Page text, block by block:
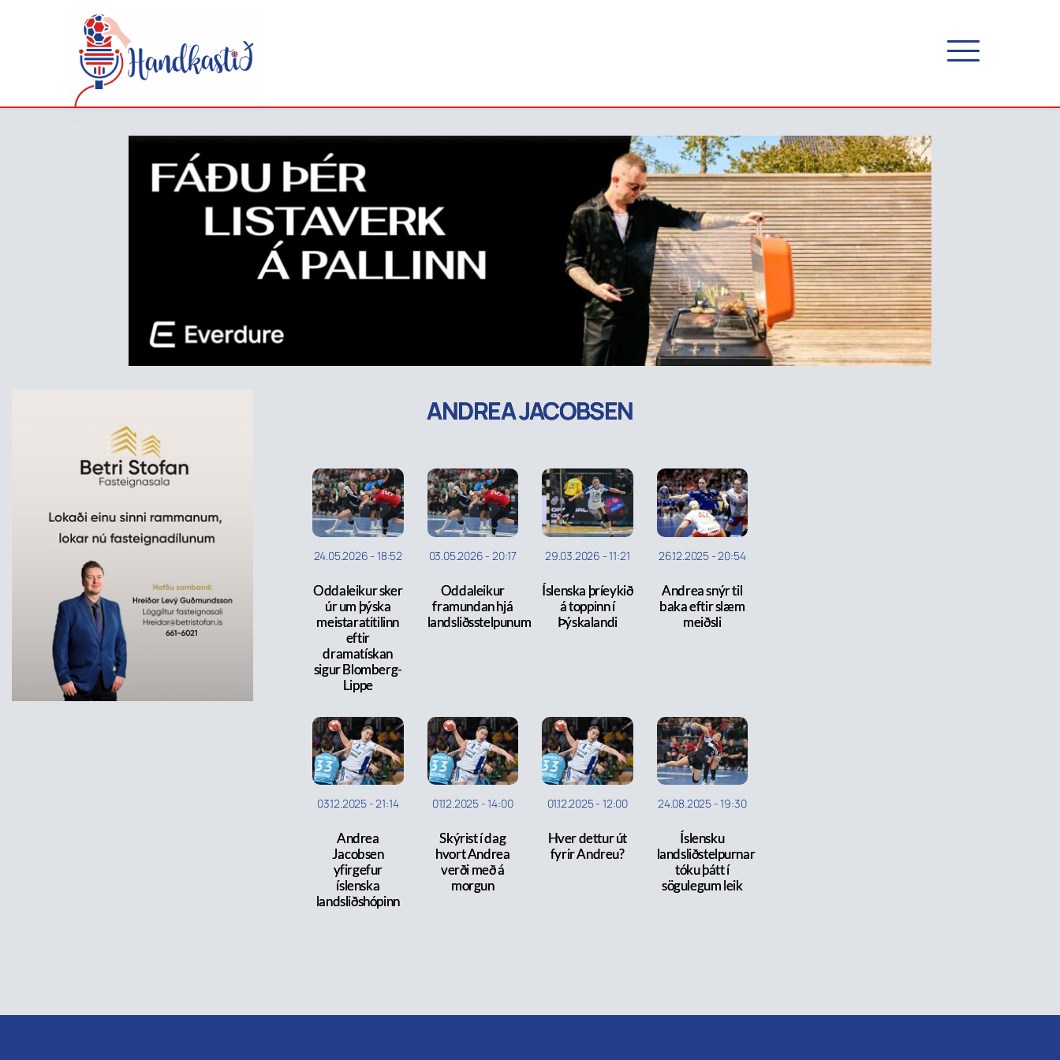
ANDREA JACOBSEN
24.05.2026 - 18:52
Oddaleikur sker
úr um þýska
meistaratitilinn
eftir
dramatískan
sigur Blomberg-
Lippe
03.05.2026 - 20:17
Oddaleikur
framundan hjá
landsliðsstelpunum
29.03.2026 -11:21
Íslenska þríeykið
á toppinn í
Þýskalandi
26.12.2025 -20:54
Andrea snýr til
baka eftir slæm
meiðsli
03.12.2025 -21:14
Andrea
Jacobsen
yfirgefur
íslenska
landsliðshópinn
01.12.2025 -14:00
Skýrist í dag
hvort Andrea
verði með á
morgun
01.12.2025- 12:00
Hver dettur út
fyrir Andreu?
24.08.2025 -19:30
Íslensku
landsliðstelpurnar
tóku þátt í
sögulegum leik